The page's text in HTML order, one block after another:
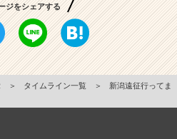
ジをシェアする
＞ タイムライン一覧 ＞
新潟遠征行ってま